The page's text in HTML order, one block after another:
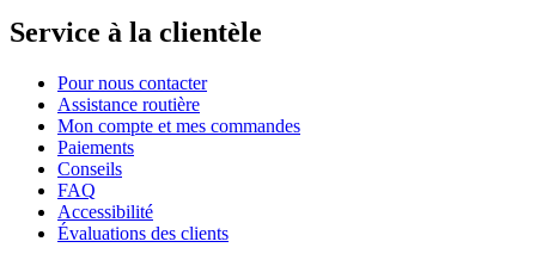
Service à la clientèle
Pour nous contacter
Assistance routière
Mon compte et mes commandes
Paiements
Conseils
FAQ
Accessibilité
Évaluations des clients